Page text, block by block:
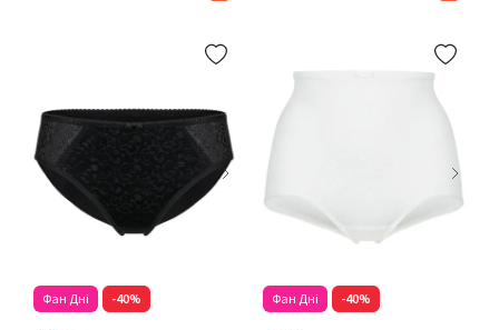
Фан Дні -40% Фан Дні -40%